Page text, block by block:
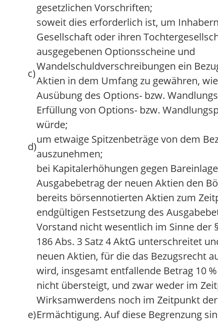
gesetzlichen Vorschriften;
c)
soweit dies erforderlich ist, um
Gesellschaft oder ihren
ausgegebenen Optionsscheine und
Wandelschuldverschreibungen ein
Aktien in dem Umfang zu gewähren,
Ausübung des Options- bzw.
Erfüllung von Options- bzw.
würde;
d)
um etwaige Spitzenbeträge von dem
auszunehmen;
e)
bei Kapitalerhöhungen gegen
Ausgabebetrag der neuen Aktien den
bereits börsennotierten Aktien zum
endgültigen Festsetzung des
Vorstand nicht wesentlich im Sinne der
186 Abs. 3 Satz 4 AktG unterschreitet
neuen Aktien, für die das Bezugsrecht
wird, insgesamt entfallende Betrag 10
nicht übersteigt, und zwar weder im
Wirksamwerdens noch im Zeitpunkt
Ermächtigung. Auf diese Begrenzung